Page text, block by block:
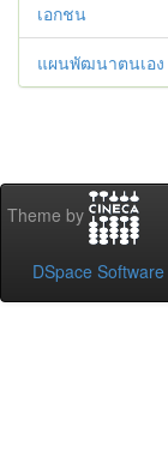
เอกชน
แผนพัฒนาตนเอง
Theme by
DSpace Software